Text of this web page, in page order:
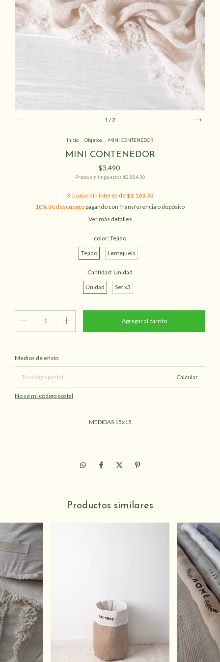
1 /2
Inicio . Objetos . MINI CONTENEDOR
MINI CONTENEDOR
$3.490
Precio sin impuestos $2.884,30
3 cuotas sin interés de$1.163,33
10% de descuentopagando con Transferencia o depósito
Ver más detalles
color:Tejido
Tejido
Lentejuela
Cantidad:Unidad
Unidad
Set x3
Entregas para el CP:
Medios de envío
Calcular
No sé mi código postal
MEDIDAS 15x15
Productos similares